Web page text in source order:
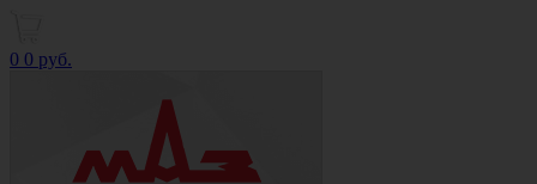
0 0 руб.